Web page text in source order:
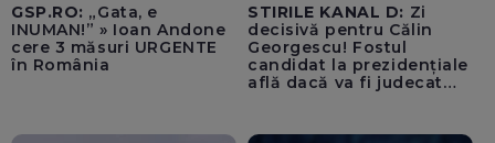
GSP.RO: „Gata, e
INUMAN!” » Ioan Andone
cere 3 măsuri URGENTE
în România
STIRILE KANAL D: Zi
decisivă pentru Călin
Georgescu! Fostul
candidat la prezidențiale
află dacă va fi judecat